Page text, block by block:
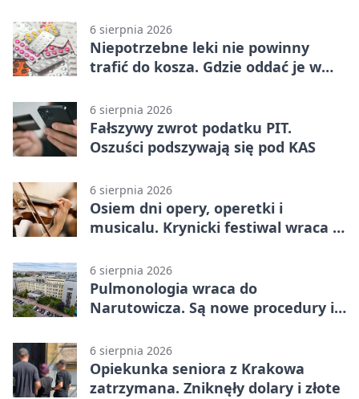
6 sierpnia 2026
Niepotrzebne leki nie powinny
trafić do kosza. Gdzie oddać je w
6 sierpnia 2026
Fałszywy zwrot podatku PIT.
Oszuści podszywają się pod KAS
6 sierpnia 2026
Osiem dni opery, operetki i
musicalu. Krynicki festiwal wraca z
6 sierpnia 2026
Pulmonologia wraca do
Narutowicza. Są nowe procedury i
6 sierpnia 2026
Opiekunka seniora z Krakowa
zatrzymana. Zniknęły dolary i złote